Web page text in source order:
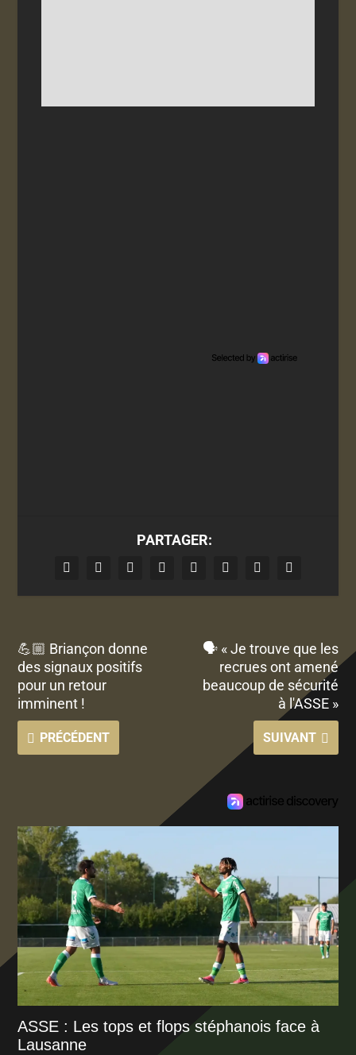
PARTAGER:
💪🏼 Briançon donne
des signaux positifs
pour un retour
imminent !
PRÉCÉDENT
🗣️ « Je trouve que les
recrues ont amené
beaucoup de sécurité
à l'ASSE »
SUIVANT
ASSE : Les tops et flops stéphanois face à
Lausanne